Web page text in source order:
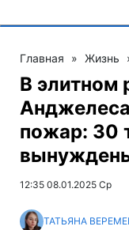
Главная » Жизнь
В элитном
пожар: 30
12:35 08.01.2025 Ср
ТАТЬЯНА